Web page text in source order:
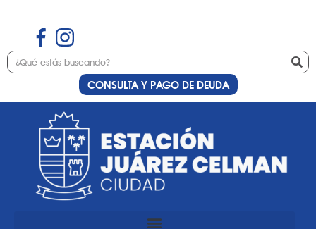
CONSULTA Y PAGO DE DEUDA
Etiqueta:proyecto
Un nuevo emprendimiento
urbanístico de gran escala